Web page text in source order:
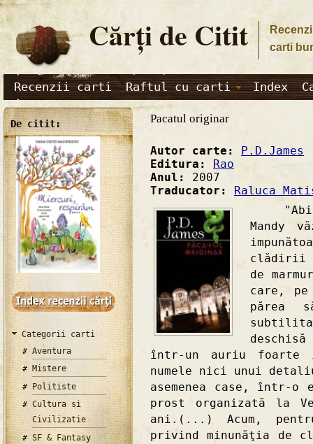
Cărţi de Citit
carti
Recenzii carti Raftul cu carti Index
De citit:
Categorii carti
Aventura
Mistere
Politiste
Cultura si
Civilizatie
SF & Fantasy
Pacatul originar
Autor carte: P.D.James
Editura: Rao
Anul: 2007
Traducator: Raluca
"Abia
Mandy
clădirii
de
care, pe
părea
într-un auriu foarte
numele nici unui
asemenea case, într-
prost organizată la
ani.(...) Acum,
privind minunăţia de